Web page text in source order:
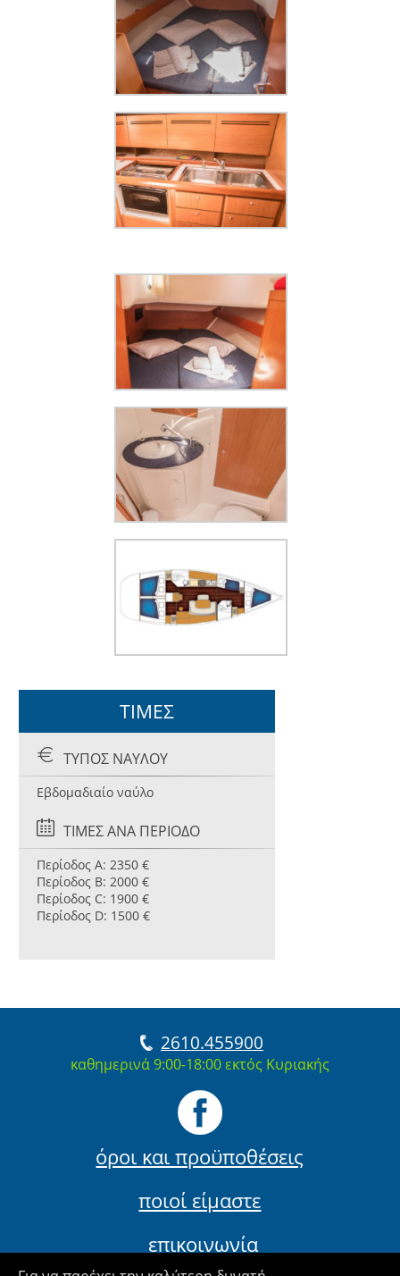
ΤΙΜΕΣ
ΤΥΠΟΣ ΝΑΥΛΟΥ
Εβδομαδιαίο ναύλο
ΤΙΜΕΣ ΑΝΑ ΠΕΡΙΟΔΟ
Περίοδος A: 2350 €
Περίοδος B: 2000 €
Περίοδος C: 1900 €
Περίοδος D: 1500 €
2610.455900
καθημερινά 9:00-18:00 εκτός Κυριακής
όροι και προϋποθέσεις
ποιοί είμαστε
επικοινωνία